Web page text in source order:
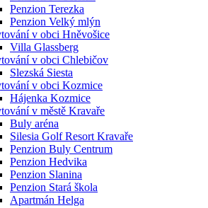
Penzion Terezka
Penzion Velký mlýn
v obci Hněvošice
Villa Glassberg
v obci Chlebičov
Slezská Siesta
v obci Kozmice
Hájenka Kozmice
v městě Kravaře
Buly aréna
Silesia Golf Resort Kravaře
Penzion Buly Centrum
Penzion Hedvika
Penzion Slanina
Penzion Stará škola
Apartmán Helga